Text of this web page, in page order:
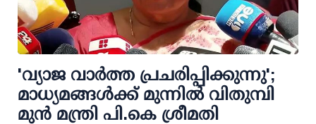
'വ്യാജ വാര്‍ത്ത പ്രചരിപ്പിക്കുന്നു';
മാധ്യമങ്ങള്‍ക്ക് മുന്നില്‍ വിതുമ്പി
മുന്‍ മന്ത്രി പി.കെ ശ്രീമതി